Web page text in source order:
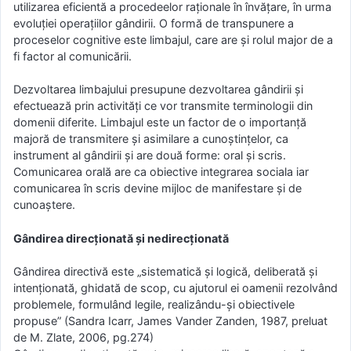
utilizarea eficientă a procedeelor raţionale în învăţare, în urma
evoluţiei operaţiilor gândirii. O formă de transpunere a
proceselor cognitive este limbajul, care are şi rolul major de a
fi factor al comunicării.
Dezvoltarea limbajului presupune dezvoltarea gândirii şi
efectuează prin activităţi ce vor transmite terminologii din
domenii diferite. Limbajul este un factor de o importanţă
majoră de transmitere şi asimilare a cunoştinţelor, ca
instrument al gândirii şi are două forme: oral şi scris.
Comunicarea orală are ca obiective integrarea sociala iar
comunicarea în scris devine mijloc de manifestare şi de
cunoaştere.
Gândirea direcţionată şi nedirecţionată
Gândirea directivă este „sistematică şi logică, deliberată şi
intenţionată, ghidată de scop, cu ajutorul ei oamenii rezolvând
problemele, formulând legile, realizându-şi obiectivele
propuse” (Sandra Icarr, James Vander Zanden, 1987, preluat
de M. Zlate, 2006, pg.274)